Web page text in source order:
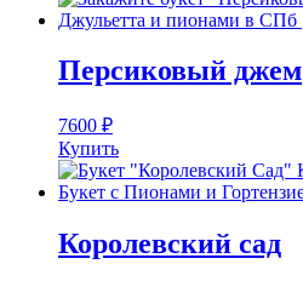
Персиковый джем
7600 ₽
Купить
Королевский сад